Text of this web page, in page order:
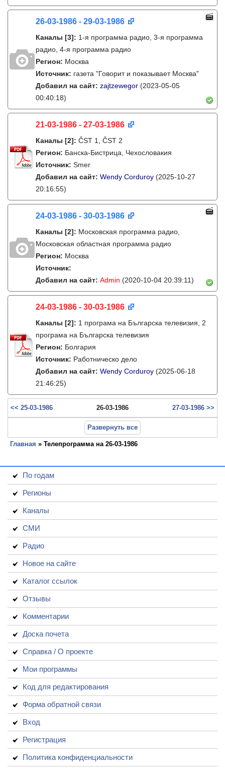
26-03-1986 - 29-03-1986
Каналы [3]: 1-я программа радио, 3-я программа
радио, 4-я программа радио
Регион: Москва
Источник: газета "Говорит и показывает Москва"
Добавил на сайт: zajtzewegor (2023-05-05
00:40:18)
21-03-1986 - 27-03-1986
Каналы [2]: ČST 1, ČST 2
Регион: Банска-Бистрица, Чехословакия
Источник: Smer
Добавил на сайт: Wendy Corduroy (2025-10-27
20:16:55)
24-03-1986 - 30-03-1986
Каналы [2]: Московская программа радио,
Московская областная программа радио
Регион: Москва
Источник:
Добавил на сайт: Admin (2020-10-04 20:39:11)
24-03-1986 - 30-03-1986
Каналы [2]: 1 програма на Българска телевизия, 2
програма на Българска телевизия
Регион: Болгария
Источник: Работническо дело
Добавил на сайт: Wendy Corduroy (2025-06-18
21:46:25)
<< 25-03-1986 26-03-1986 27-03-1986 >>
Развернуть все
Главная » Телепрограмма на 26-03-1986
По годам
Регионы
Каналы
СМИ
Радио
Новое на сайте
Каталог ссылок
Отзывы
Комментарии
Доска почета
Справка / О проекте
Мои программы
Код для редактирования
Форма обратной связи
Вход
Регистрация
Политика конфиденциальности